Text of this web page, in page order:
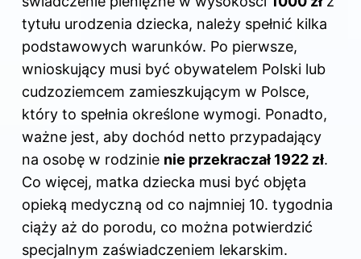
tytułu urodzenia dziecka, należy spełnić kilka
podstawowych warunków. Po pierwsze,
wnioskujący musi być obywatelem Polski lub
cudzoziemcem zamieszkującym w Polsce,
który to spełnia określone wymogi. Ponadto,
ważne jest, aby dochód netto przypadający
na osobę w rodzinie nie przekraczał 1922 zł.
Co więcej, matka dziecka musi być objęta
opieką medyczną od co najmniej 10. tygodnia
ciąży aż do porodu, co można potwierdzić
specjalnym zaświadczeniem lekarskim.